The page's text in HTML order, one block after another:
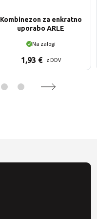
Kombinezon za enkratno
uporabo ARLE
Na zalogi
1,93 € z DDV